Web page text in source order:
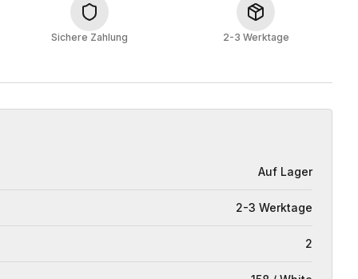
Sichere Zahlung 2-3 Werktage
Auf Lager
2-3 Werktage
2